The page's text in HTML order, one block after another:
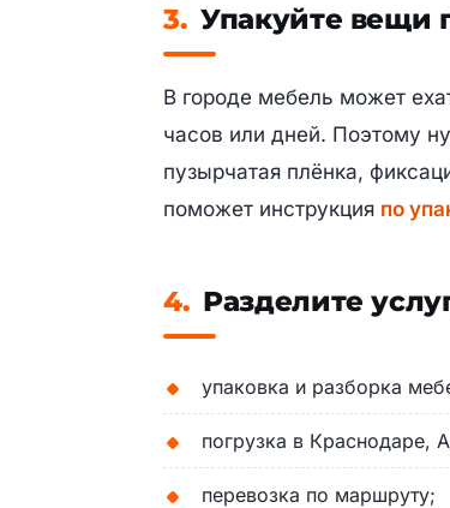
3. Упакуйте вещи
В городе мебель может
часов или дней. Поэтому
пузырчатая плёнка,
поможет инструкция по
4. Разделите
упаковка и разборка
погрузка в Краснодаре,
перевозка по маршруту;